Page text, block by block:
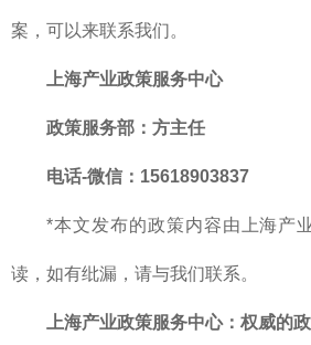
案，可以来联系我们。
上海产业政策服务中心
政策服务部 ：方主任
电话-微信：15618903837
*本文发布的政策内容由上海产
读，如有纰漏，请与我们联系。
上海产业政策服务中心： 权威的